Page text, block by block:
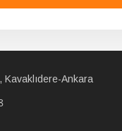
Ankara